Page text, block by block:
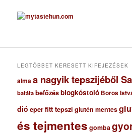
c
h
u
LEGTÖBBET KERESETT KIFEJEZÉSEK
almaa nagyik tepszijéből
batáta befőzésblogkóstoló Boros
dió eperfitt tepszi glutén mentes
és tejmentes gomba